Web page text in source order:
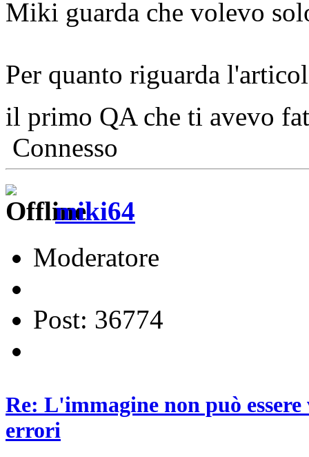
Miki guarda che volevo
Per quanto riguarda
il primo QA che ti avevo
Connesso
miki64
Moderatore
Post: 36774
Re: L'immagine non può
errori